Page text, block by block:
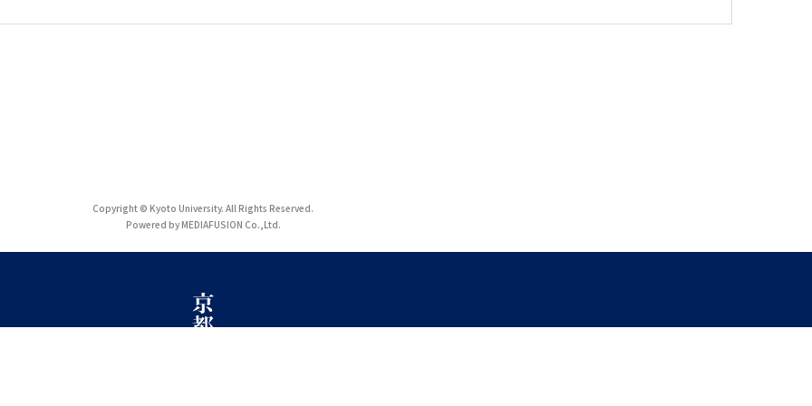
Copyright © Kyoto University. All Rights Reserved.
Powered by MEDIAFUSION Co.,Ltd.